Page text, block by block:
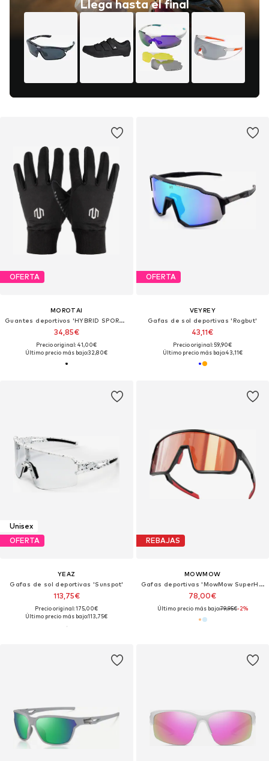
Llega hasta el final
OFERTA
MOROTAI
Guantes deportivos 'HYBRID SPORT GLOVES'
34,85€
Precio original: 41,00€
Último precio más bajo:32,80€
OFERTA
VEYREY
Gafas de sol deportivas 'Rogbut'
43,11€
Precio original: 59,90€
Último precio más bajo:43,11€
Unisex
OFERTA
YEAZ
Gafas de sol deportivas 'Sunspot'
113,75€
Precio original: 175,00€
Último precio más bajo:113,75€
REBAJAS
MOWMOW
Gafas deportivas 'MowMow SuperHero - Photochromic Lens - Men - Women'
78,00€
Último precio más bajo:79,95€-2%